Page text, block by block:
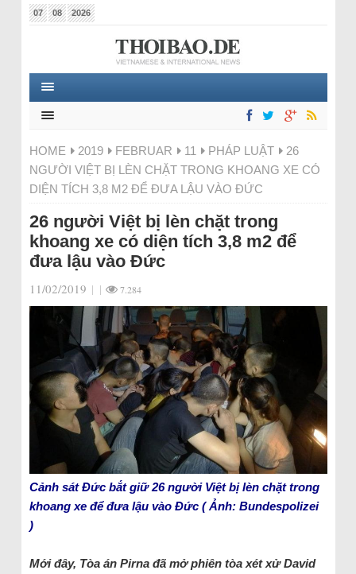
07 08 2026
HOME 2019 FEBRUAR 11 PHÁP LUẬT
26
NGƯỜI VIỆT BỊ LÈN CHẶT TRONG KHOANG XE CÓ
DIỆN TÍCH 3,8 M2 ĐỂ ĐƯA LẬU VÀO ĐỨC
26 người Việt bị lèn chặt trong
khoang xe có diện tích 3,8 m2 để
đưa lậu vào Đức
11/02/2019 | | 7.284
Cảnh sát Đức bắt giữ 26 người Việt bị lèn chặt trong
khoang xe để đưa lậu vào Đức ( Ảnh: Bundespolizei
)
Mới đây, Tòa án Pirna đã mở phiên tòa xét xử David